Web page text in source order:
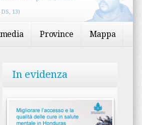
Province Mappa
13)
In evidenza